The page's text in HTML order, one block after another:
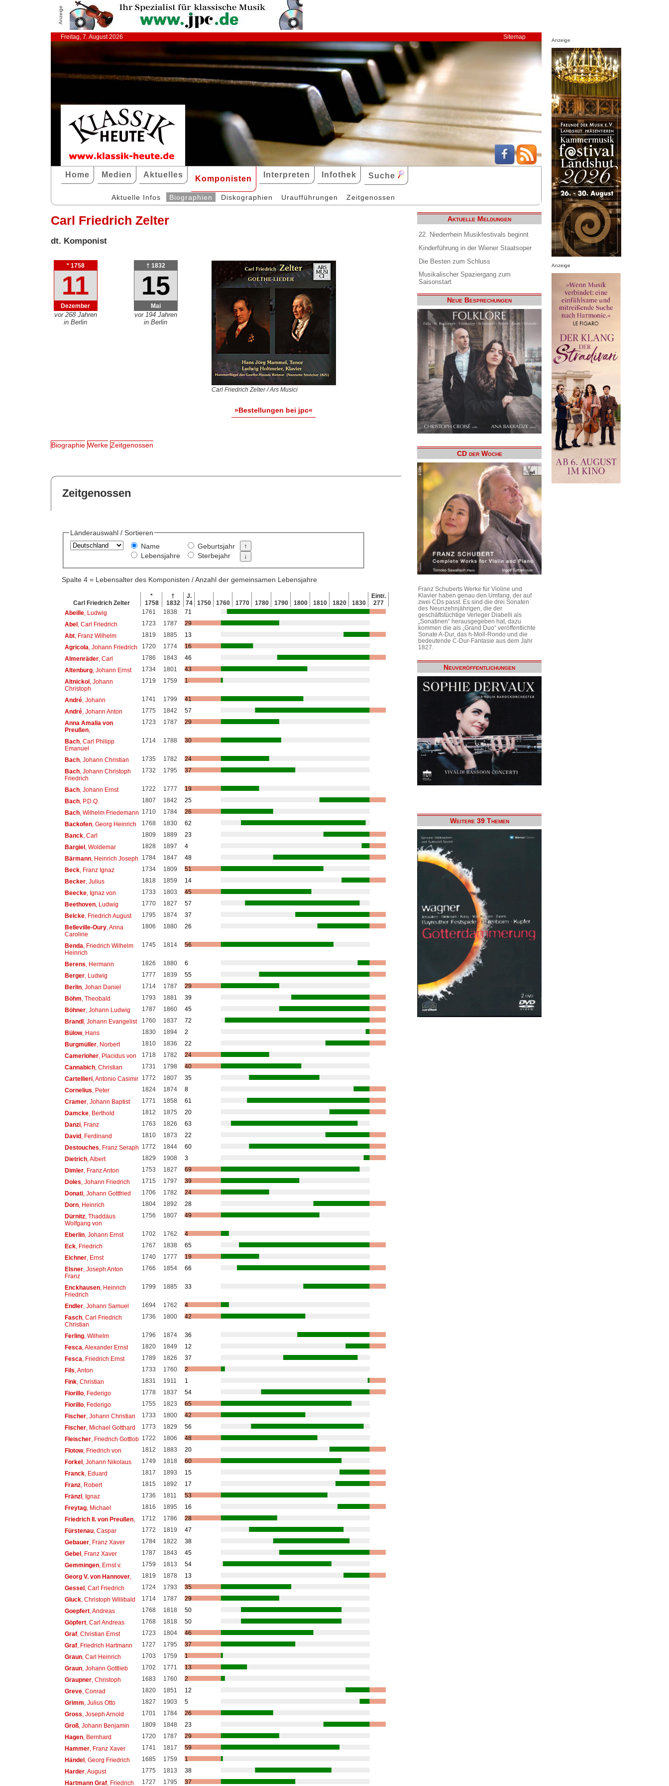
Anzeige
Freitag, 7. August 2026 Sitemap
Home Medien Aktuelles Komponisten Interpreten Infothek Suche
Aktuelle Infos Biographien Diskographien Uraufführungen Zeitgenossen
Carl Friedrich Zelter
dt. Komponist
* 1758
11
Dezember
vor 268 Jahren
in Berlin
† 1832
15
Mai
vor 194 Jahren
in Berlin
Carl Friedrich Zelter / Ars Musici
»Bestellungen bei jpc«
Biographie Werke Zeitgenossen
Zeitgenossen
Länderauswahl / Sortieren
Name
Lebensjahre
Geburtsjahr
Sterbejahr
Spalte 4 = Lebensalter des Komponisten / Anzahl der gemeinsamen Lebensjahre
Carl Friedrich Zelter
*
1758
†
1832
J.
74
1750 1760 1770 1780 1790 1800 1810 1820 1830
Eintr.
277
Abeille, Ludwig 1761 1838
71
Abel , Carl Friedrich 1723 1787
29
Abt, Franz Wilhelm 1819 1885
13
Agricola, Johann Friedrich 1720 1774
16
Almenräder, Carl 1786 1843
46
Altenburg, Johann Ernst 1734 1801
43
Altnickol , Johann
Christoph
1719 1759 1
André, Johann 1741 1799
41
André, Johann Anton 1775 1842
57
Anna Amalia von
Preußen,
1723 1787 29
Bach, Carl Philipp
Emanuel
1714 1788 30
Bach, Johann Christian 1735 1782
24
Bach, Johann Christoph
Friedrich
1732 1795 37
Bach, Johann Ernst 1722 1777
19
Bach, P.D.Q. 1807 1842
25
Bach, Wilhelm Friedemann 1710 1784
26
Backofen, Georg Heinrich 1768 1830
62
Banck, Carl 1809 1889
23
Bargiel , Woldemar 1828 1897
4
Bärmann, Heinrich Joseph 1784 1847
48
Beck, Franz Ignaz 1734 1809
51
Becker, Julius 1818 1859
14
Beecke, Ignaz von 1733 1803
45
Beethoven, Ludwig 1770 1827
57
Belcke, Friedrich August 1795 1874
37
Belleville-Oury, Anna
Caroline
1806 1880 26
Benda, Friedrich Wilhelm
Heinrich
1745 1814 56
Berens, Hermann 1826 1880
6
Berger, Ludwig 1777 1839
55
Berlin, Johan Daniel 1714 1787
29
Böhm, Theobald 1793 1881
39
Böhner, Johann Ludwig 1787 1860
45
Brandl , Johann Evangelist 1760 1837
72
Bülow, Hans 1830 1894
2
Burgmüller, Norbert 1810 1836
22
Camerloher, Placidus von 1718 1782
24
Cannabich, Christian 1731 1798
40
Cartellieri, Antonio Casimir 1772 1807
35
Cornelius, Peter 1824 1874
8
Cramer, Johann Baptist 1771 1858
61
Damcke, Berthold 1812 1875
20
Danzi, Franz 1763 1826
63
David , Ferdinand 1810 1873
22
Destouches, Franz Seraph 1772 1844
60
Dietrich, Albert 1829 1908
3
Dimler, Franz Anton 1753 1827
69
Doles, Johann Friedrich 1715 1797
39
Donati, Johann Gottfried 1706 1782
24
Dorn, Heinrich 1804 1892
28
Dürnitz, Thaddäus
Wolfgang von
1756 1807 49
Eberlin, Johann Ernst 1702 1762
4
Eck, Friedrich 1767 1838
65
Eichner, Ernst 1740 1777
19
Elsner, Joseph Anton
Franz
1766 1854 66
Enckhausen, Heinrich
Friedrich
1799 1885 33
Endler, Johann Samuel 1694 1762
4
Fasch, Carl Friedrich
Christian
1736 1800 42
Ferling, Wilhelm 1796 1874
36
Fesca, Alexander Ernst 1820 1849
12
Fesca, Friedrich Ernst 1789 1826
37
Fils, Anton 1733 1760
2
Fink, Christian 1831 1911
1
Fiorillo, Federigo 1778 1837
54
Fiorillo, Federigo 1755 1823
65
Fischer, Johann Christian 1733 1800
42
Fischer, Michael Gotthard 1773 1829
56
Fleischer, Friedrich Gottlob 1722 1806
48
Flotow, Friedrich von 1812 1883
20
Forkel , Johann Nikolaus 1749 1818
60
Franck, Eduard 1817 1893
15
Franz, Robert 1815 1892
17
Fränzl , Ignaz 1736 1811
53
Freytag, Michael 1816 1895
16
Friedrich II. von Preußen, 1712 1786
28
Fürstenau, Caspar 1772 1819
47
Gebauer, Franz Xaver 1784 1822
38
Gebel , Franz Xaver 1787 1843
45
Gemmingen, Ernst v. 1759 1813
54
Georg V. von Hannover, 1819 1878
13
Gessel , Carl Friedrich 1724 1793
35
Gluck, Christoph Willibald 1714 1787
29
Goepfert, Andreas 1768 1818
50
Göpfert, Carl Andreas 1768 1818
50
Graf, Christian Ernst 1723 1804
46
Graf, Friedrich Hartmann 1727 1795
37
Graun, Carl Heinrich 1703 1759
1
Graun, Johann Gottlieb 1702 1771
13
Graupner, Christoph 1683 1760
2
Greve, Conrad 1820 1851
12
Grimm, Julius Otto 1827 1903
5
Gross, Joseph Arnold 1701 1784
26
Groß, Johann Benjamin 1809 1848
23
Hagen, Bernhard 1720 1787
29
Hammer, Franz Xaver 1741 1817
59
Händel , Georg Friedrich 1685 1759
1
Harder, August 1775 1813
38
Hartmann Graf, Friedrich 1727 1795 37
Aktuelle Meldungen
22. Niederrhein Musikfestivals beginnt
Kinderführung in der Wiener Staatsoper
Die Besten zum Schluss
Musikalischer Spaziergang zum
Saisonstart
Neue Besprechungen
CD der Woche
Franz Schuberts Werke für Violine und
Klavier haben genau den Umfang, der auf
zwei CDs passt. Es sind die drei Sonaten
des Neunzehnjährigen, die der
geschäftstüchtige Verleger Diabelli als
„Sonatinen“ herausgegeben hat, dazu
kommen die als „Grand Duo“ veröffentlichte
Sonate A-Dur, das h-Moll-Rondo und die
bedeutende C-Dur-Fantasie aus dem Jahr
1827.
Neuveröffentlichungen
Weitere 39 Themen
Anzeige
Anzeige